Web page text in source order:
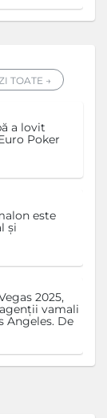
TOATE →
a lovit
Poker
este
și
2025,
vamali
Angeles. De